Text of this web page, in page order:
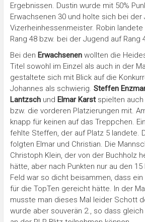
Ergebnissen. Dustin wurde mit 50%
Erwachsenen 30 und holte sich bei der
Vizerheinhessenmeister. Robin landete
Rang 48 bzw. bei der Jugend auf Rang
Bei den Erwachsenenwollten die
Titel sowohl im Einzel als auch in der
gestaltete sich mit Blick auf die
Johannes als schwierig. Steffen
Lantzschund Elmar Karstspielten auch
bzw. die vorderen Platzierungen mit.
knapp für keinen auf das Treppchen.
fehlte Steffen, der auf Platz 5 landete.
folgten Elmar und Christian. Die
Christoph Klein, der von der Buchholz
hätte, aber nach Punkten nur au den
Feld war so dicht beisammen, dass
für die TopTen gereicht hätte. In der
musste man dieses Mal leider Schott
wurde aber souverän 2., so dass